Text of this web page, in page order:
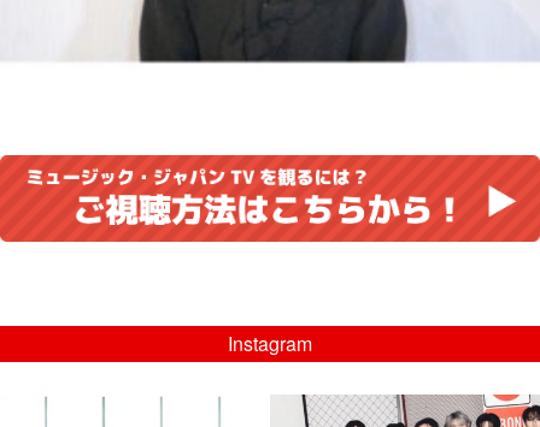
Instagram
musicjapantv